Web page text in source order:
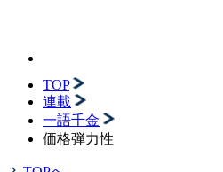
TOP
連載
一語千金
価格弾力性